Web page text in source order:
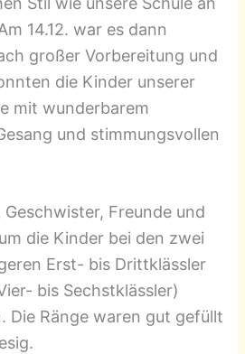
14.12. war es dann
großer Vorbereitung und
die Kinder unserer
mit wunderbarem
und stimmungsvollen
Freunde und
die Kinder bei den zwei
Erst- bis Drittklässler
bis Sechstklässler)
Die Ränge waren gut gefüllt